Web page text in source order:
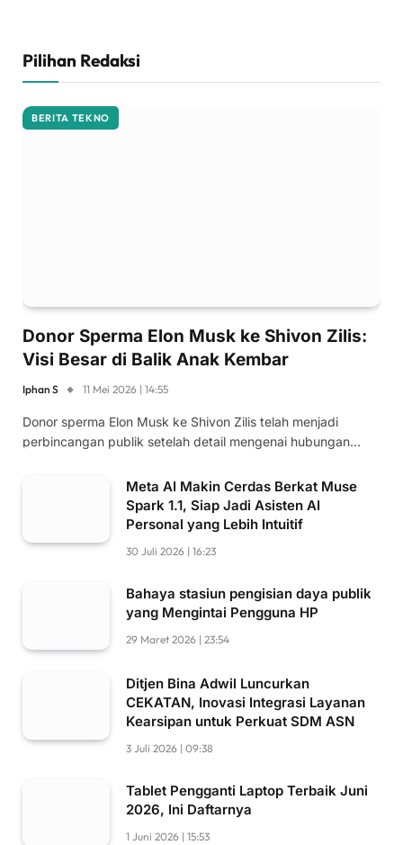
Pilihan Redaksi
BERITA TEKNO
Donor Sperma Elon Musk ke Shivon Zilis:
Visi Besar di Balik Anak Kembar
Iphan S 11 Mei 2026 | 14:55
Donor sperma Elon Musk ke Shivon Zilis telah menjadi
perbincangan publik setelah detail mengenai hubungan…
Meta AI Makin Cerdas Berkat Muse
Spark 1.1, Siap Jadi Asisten AI
Personal yang Lebih Intuitif
30 Juli 2026 | 16:23
Bahaya stasiun pengisian daya publik
yang Mengintai Pengguna HP
29 Maret 2026 | 23:54
Ditjen Bina Adwil Luncurkan
CEKATAN, Inovasi Integrasi Layanan
Kearsipan untuk Perkuat SDM ASN
3 Juli 2026 | 09:38
Tablet Pengganti Laptop Terbaik Juni
2026, Ini Daftarnya
1 Juni 2026 | 15:53